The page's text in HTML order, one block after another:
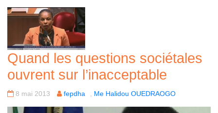
Quand les questions sociétales
ouvrent sur l’inacceptable
8 mai 2013 fepdha Me Halidou OUEDRAOGO